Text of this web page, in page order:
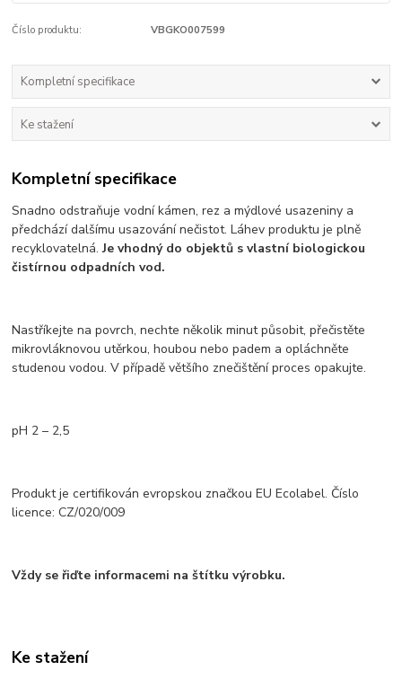
Číslo produktu: VBGKO007599
Kompletní specifikace
Ke stažení
Kompletní specifikace
Snadno odstraňuje vodní kámen, rez a mýdlové usazeniny a
předchází dalšímu usazování nečistot. Láhev produktu je plně
recyklovatelná.Je vhodný do objektů s vlastní biologickou
čistírnou odpadních vod.
Nastříkejte na povrch, nechte několik minut působit, přečistěte
mikrovláknovou utěrkou, houbou nebo padem a opláchněte
studenou vodou. V případě většího znečištění proces opakujte.
pH 2 – 2,5
Produkt je certifikován evropskou značkou EU Ecolabel. Číslo
licence: CZ/020/009
Vždy se řiďte informacemi na štítku výrobku.
Ke stažení